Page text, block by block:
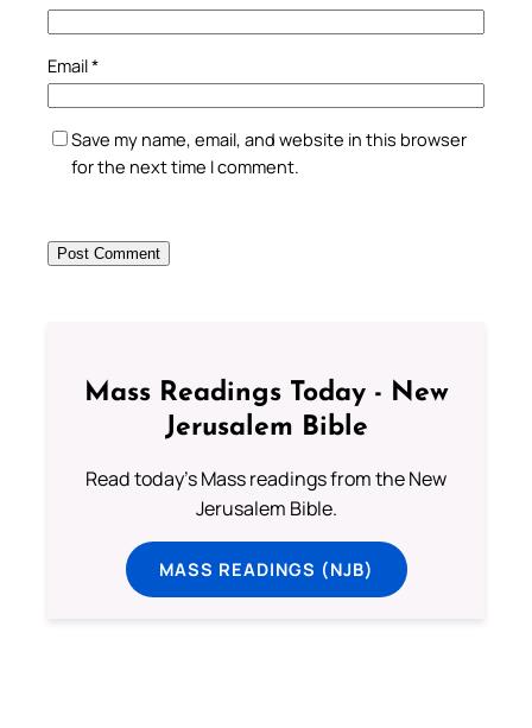
Email*
Save my name, email, and website in this browser
for the next time I comment.
Mass Readings Today - New
Jerusalem Bible
Read today's Mass readings from the New
Jerusalem Bible.
MASS READINGS (NJB)